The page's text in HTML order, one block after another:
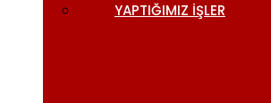
YAPTIĞIMIZ İŞLER